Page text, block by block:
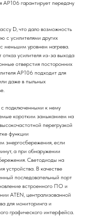
AP106 гарантирует передачу
D, что дало возможность
с усилителями других
меньшим уровнем нагрева.
усилителя из-за выхода
отверстия посторонних
AP106 подходит для
даже в пыльных
подключенными к нему
коротким замыканием на
перегрузкой
функции
энергосбережения, если
а при обнаружении
Светодиоды на
устройства. В качестве
последовательный порт
встроенного ПО и
ATEN, централизованной
для мониторинга и
графического интерфейса.